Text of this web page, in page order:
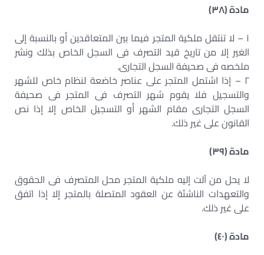
مادة (٣٨)
١ – لا تنتقل ملكية المتجر فيما بين المتعاقدين أو بالنسبة إلى
الغير إلا من تاريخ قيد التصرف فى السجل الخاص بذلك ونشر
ملخصه فى صحيفة السجل التجارى.
٢ – إذا اشتمل المتجر على عناصر خاضعة لنظام خاص للشهر
والتسجيل فلا يقوم شهر التصرف فى المتجر فى صحيفة
السجل التجارى مقام الشهر أو التسجيل الخاص إلا إذا نص
القانون على غير ذلك.
مادة (٣٩)
لا يحل من آلت إليه ملكية المتجر محل المتصرف فى الحقوق
والتعهدات الناشئة عن العقود المتصلة بالمتجر إلا إذا اتفق
على غير ذلك.
مادة (٤٠)